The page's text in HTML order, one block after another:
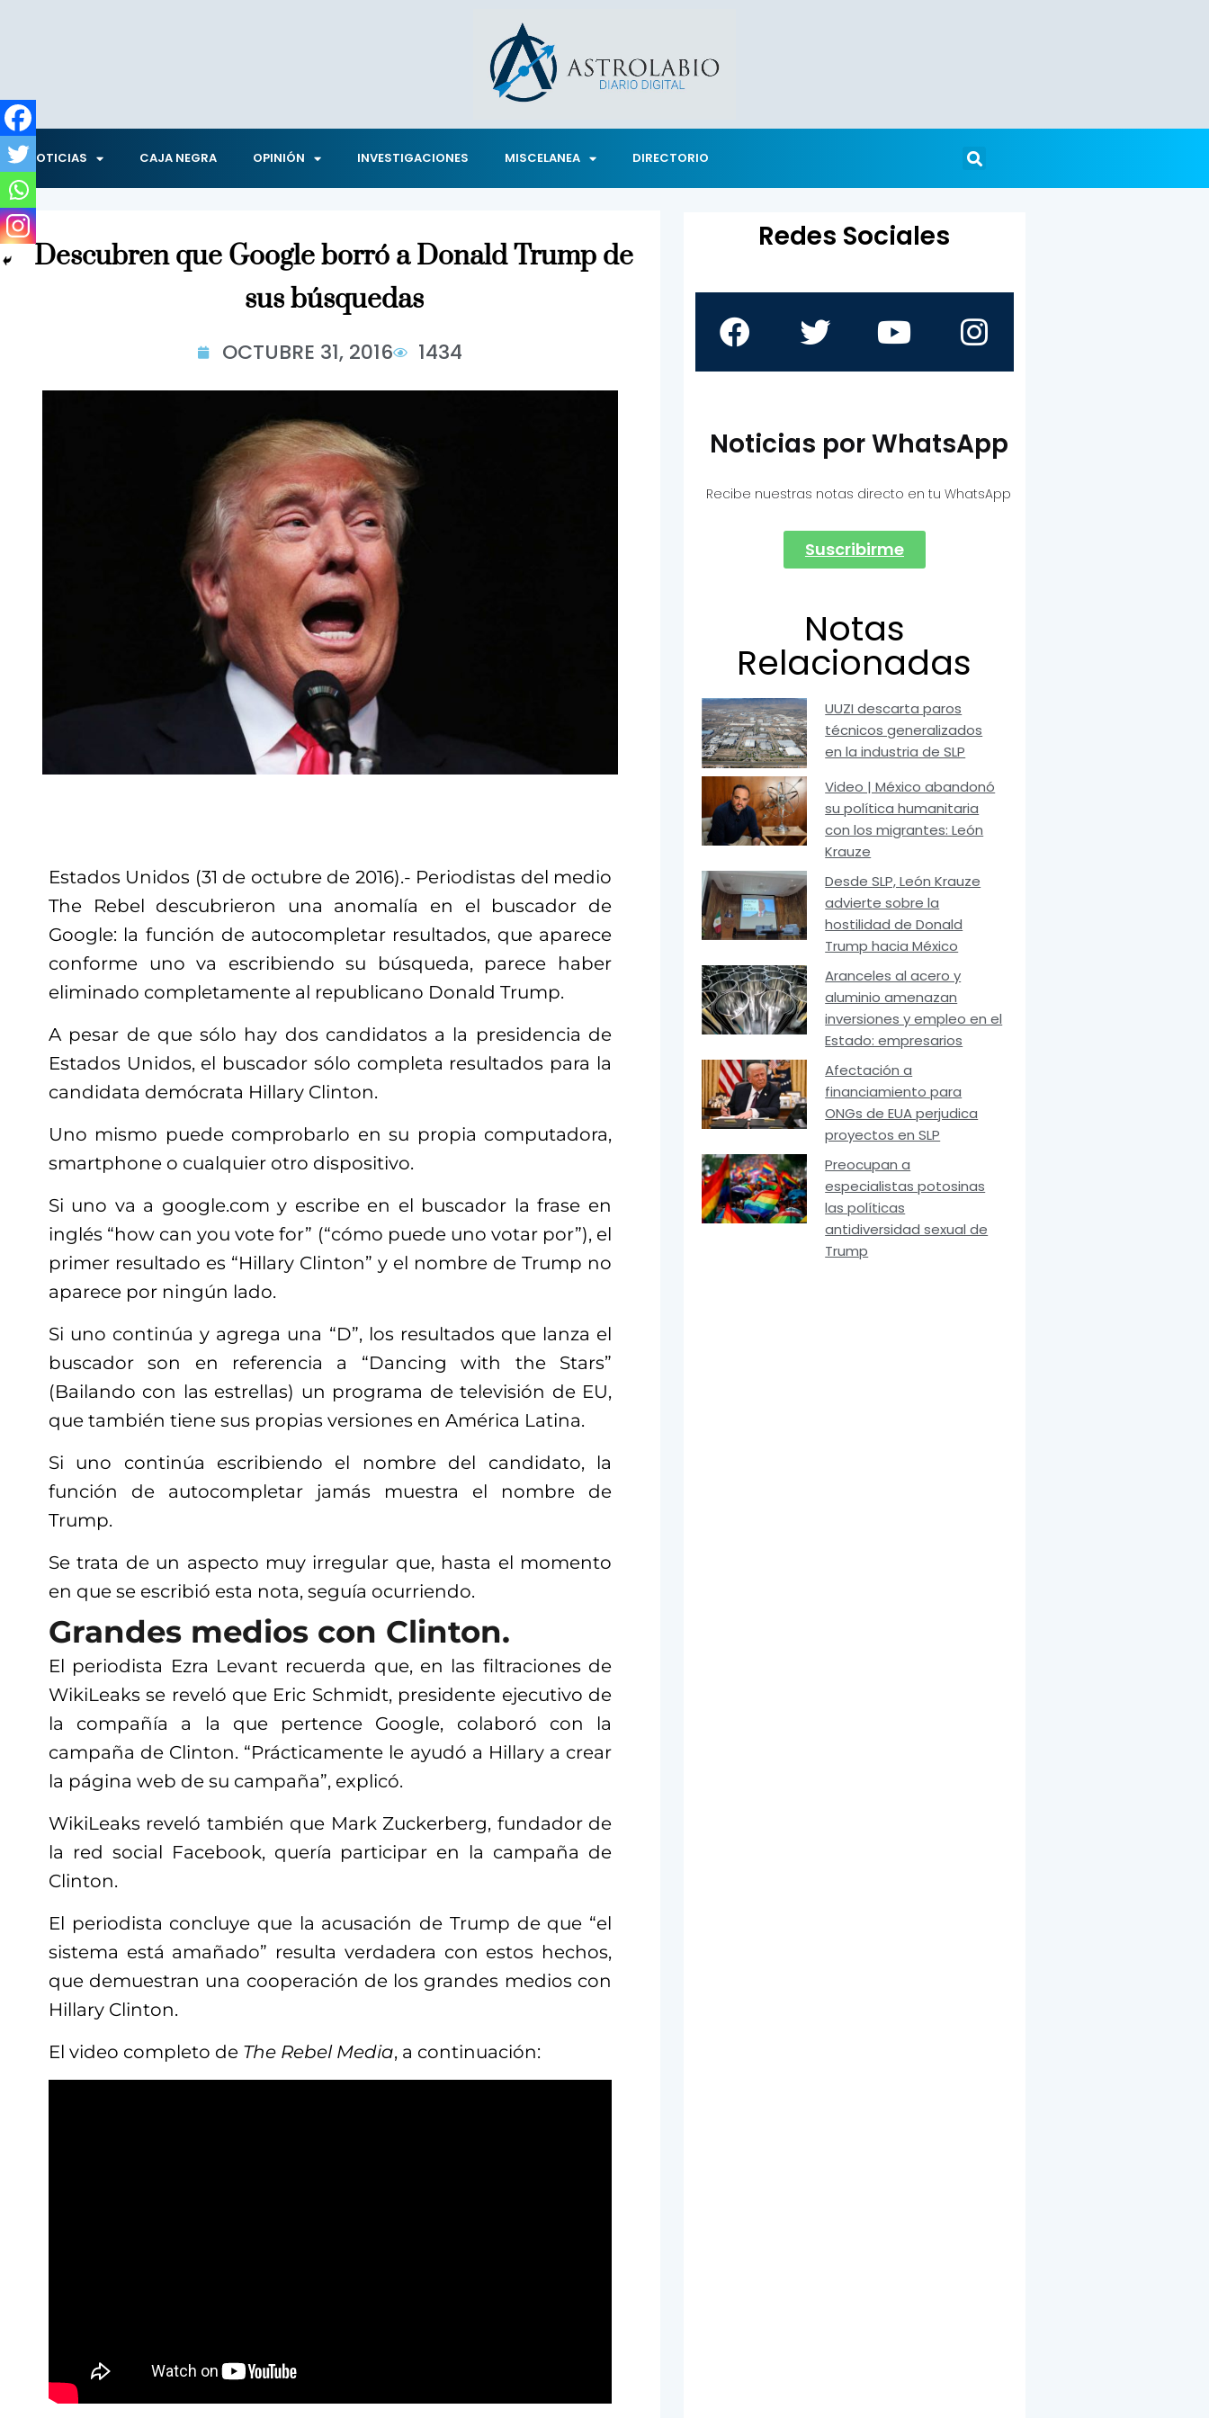
NOTICIAS CAJA NEGRA OPINIÓN INVESTIGACIONES MISCELANEA DIRECTORIO
Descubren que Google borró a Donald Trump de
sus búsquedas
OCTUBRE 31, 2016 1434
Estados Unidos (31 de octubre de 2016).- Periodistas del medio
The Rebel descubrieron una anomalía en el buscador de
Google: la función de autocompletar resultados, que aparece
conforme uno va escribiendo su búsqueda, parece haber
eliminado completamente al republicano Donald Trump.
A pesar de que sólo hay dos candidatos a la presidencia de
Estados Unidos, el buscador sólo completa resultados para la
candidata demócrata Hillary Clinton.
Uno mismo puede comprobarlo en su propia computadora,
smartphone o cualquier otro dispositivo.
Si uno va a google.com y escribe en el buscador la frase en
inglés “how can you vote for” (“cómo puede uno votar por”), el
primer resultado es “Hillary Clinton” y el nombre de Trump no
aparece por ningún lado.
Si uno continúa y agrega una “D”, los resultados que lanza el
buscador son en referencia a “Dancing with the Stars”
(Bailando con las estrellas) un programa de televisión de EU,
que también tiene sus propias versiones en América Latina.
Si uno continúa escribiendo el nombre del candidato, la
función de autocompletar jamás muestra el nombre de
Trump.
Se trata de un aspecto muy irregular que, hasta el momento
en que se escribió esta nota, seguía ocurriendo.
Grandes medios con Clinton.
El periodista Ezra Levant recuerda que, en las filtraciones de
WikiLeaks se reveló que Eric Schmidt, presidente ejecutivo de
la compañía a la que pertence Google, colaboró con la
campaña de Clinton. “Prácticamente le ayudó a Hillary a crear
la página web de su campaña”, explicó.
WikiLeaks reveló también que Mark Zuckerberg, fundador de
la red social Facebook, quería participar en la campaña de
Clinton.
El periodista concluye que la acusación de Trump de que “el
sistema está amañado” resulta verdadera con estos hechos,
que demuestran una cooperación de los grandes medios con
Hillary Clinton.
El video completo de The Rebel Media, a continuación:
Redes Sociales
Noticias por WhatsApp
Recibe nuestras notas directo en tu WhatsApp
Suscribirme
Notas
Relacionadas
UUZI descarta paros
técnicos generalizados
en la industria de SLP
Video | México abandonó
su política humanitaria
con los migrantes: León
Krauze
Desde SLP, León Krauze
advierte sobre la
hostilidad de Donald
Trump hacia México
Aranceles al acero y
aluminio amenazan
inversiones y empleo en el
Estado: empresarios
Afectación a
financiamiento para
ONGs de EUA perjudica
proyectos en SLP
Preocupan a
especialistas potosinas
las políticas
antidiversidad sexual de
Trump